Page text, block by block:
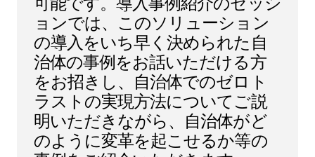
ョンでは、このソリューション
の導入をいち早く決められた自
治体の事例をお話いただける方
をお招きし、自治体でのゼロト
ラストの実現方法についてご説
明いただきながら、自治体がど
のように変革を起こせるか等の